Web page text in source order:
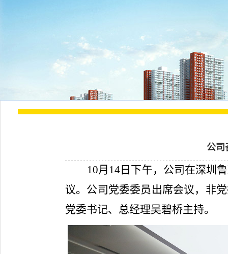
公司
10月14日下午，公司在深圳
议。公司党委委员出席会议，非
党委书记、总经理吴碧桥主持。